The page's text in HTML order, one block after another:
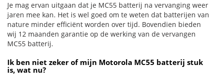
Je mag ervan uitgaan dat je MC55 batterij na vervanging weer
jaren mee kan. Het is wel goed om te weten dat batterijen van
nature minder efficiënt worden over tijd. Bovendien bieden
wij 12 maanden garantie op de werking van de vervangen
MC55 batterij.
Ik ben niet zeker of mijn Motorola MC55 batterij stuk
is, wat nu?